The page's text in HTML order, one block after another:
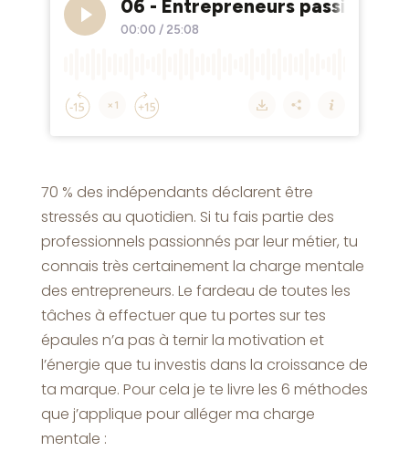
70 % des indépendants déclarent être
stressés au quotidien. Si tu fais partie des
professionnels passionnés par leur métier, tu
connais très certainement la charge mentale
des entrepreneurs. Le fardeau de toutes les
tâches à effectuer que tu portes sur tes
épaules n’a pas à ternir la motivation et
l’énergie que tu investis dans la croissance de
ta marque. Pour cela je te livre les 6 méthodes
que j’applique pour alléger ma charge
mentale :